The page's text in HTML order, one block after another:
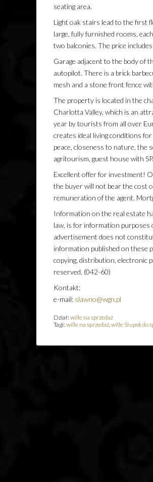
seating area.
Light oak stairs lead to the first
large, fully furnished rooms,
two balconies. The price
Garage adjacent to the body of
autopilot. There is a brick
mesh and a stone front fence
The property is located in the
Charlotta Valley, which is an
year by tourists from all over
creates ideal living conditions
peace, closeness to nature, the
agritourism, guest house with
Excellent offer for investment!
the buyer will not bear the cost
remuneration of the agent.
Information on the real estate
law, is for information purposes
advertisement does not
information published on these
copying, distribution, electronic
reserved. (042-60)
Kontakt:
e-mail: slawno@wgn.pl
Dział: wille na sprzedaż
Tagi: wille na sprzedaż,wille Słupsk do